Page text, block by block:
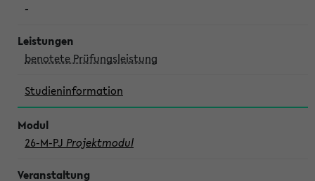
-
benotete Prüfungsleistung
Studieninformation
26-M-PJ Projektmodul